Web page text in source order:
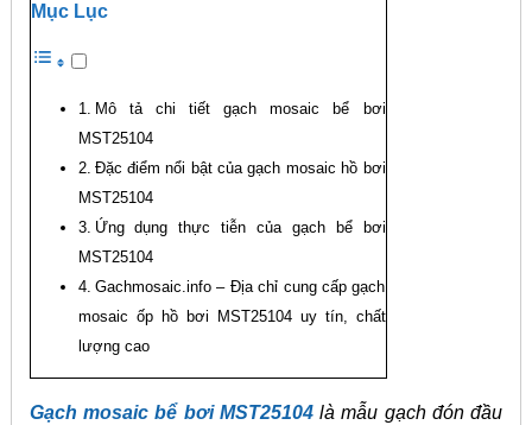
Mục Lục
Mô tả chi tiết gạch mosaic bể bơi
MST25104
Đặc điểm nổi bật của gạch mosaic hồ bơi
MST25104
Ứng dụng thực tiễn của gạch bể bơi
MST25104
Gachmosaic.info – Địa chỉ cung cấp gạch
mosaic ốp hồ bơi MST25104 uy tín, chất
lượng cao
Gạch mosaic bể bơi MST25104là mẫu gạch đón đầu